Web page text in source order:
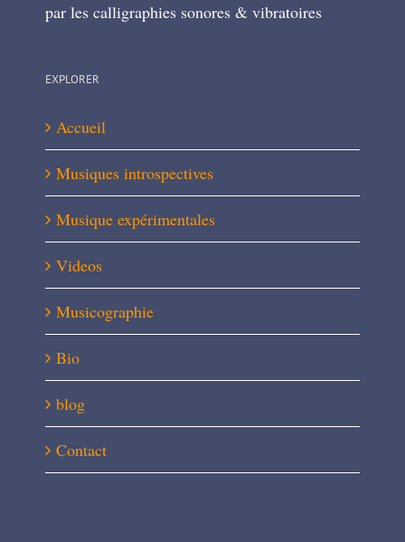
par les calligraphies sonores & vibratoires
EXPLORER
Accueil
Musiques introspectives
Musique expérimentales
Videos
Musicographie
Bio
blog
Contact